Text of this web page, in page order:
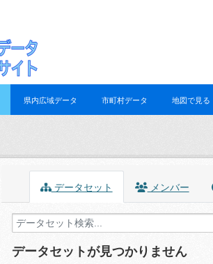
県内広域データ 市町村データ 地図で見る
データセット メンバー
データセットが見つかりません